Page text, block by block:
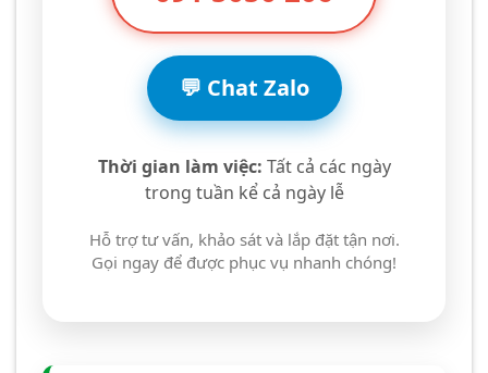
💬 Chat Zalo
Thời gian làm việc: Tất cả các ngày
trong tuần kể cả ngày lễ
Hỗ trợ tư vấn, khảo sát và lắp đặt tận nơi.
Gọi ngay để được phục vụ nhanh chóng!